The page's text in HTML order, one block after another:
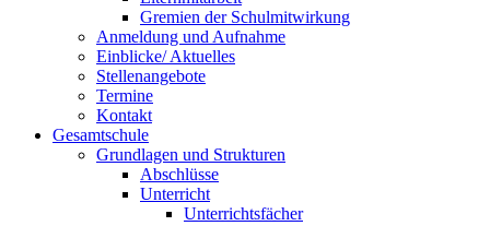
Gremien der Schulmitwirkung
Anmeldung und Aufnahme
Einblicke/ Aktuelles
Stellenangebote
Termine
Kontakt
Gesamtschule
Grundlagen und Strukturen
Abschlüsse
Unterricht
Unterrichtsfächer